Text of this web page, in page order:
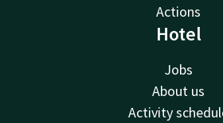
Actions
Hotel
Jobs
About us
Activity